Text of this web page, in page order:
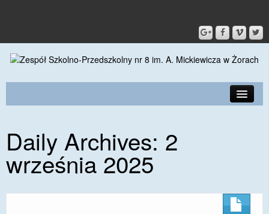
O SZKOLE
KONTAKT
Daily Archives: 2
września 2025